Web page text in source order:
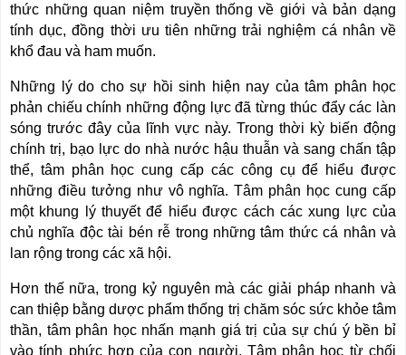
thức những quan niệm truyền thống về giới và bản dạng
tính dục, đồng thời ưu tiên những trải nghiệm cá nhân về
khổ đau và ham muốn.
Những lý do cho sự hồi sinh hiện nay của tâm phân học
phản chiếu chính những động lực đã từng thúc đẩy các làn
sóng trước đây của lĩnh vực này. Trong thời kỳ biến động
chính trị, bạo lực do nhà nước hậu thuẫn và sang chấn tập
thể, tâm phân học cung cấp các công cụ để hiểu được
những điều tưởng như vô nghĩa. Tâm phân học cung cấp
một khung lý thuyết để hiểu được cách các xung lực của
chủ nghĩa độc tài bén rễ trong những tâm thức cá nhân và
lan rộng trong các xã hội.
Hơn thế nữa, trong kỷ nguyên mà các giải pháp nhanh và
can thiệp bằng dược phẩm thống trị chăm sóc sức khỏe tâm
thần, tâm phân học nhấn mạnh giá trị của sự chú ý bền bỉ
vào tính phức hợp của con người. Tâm phân học từ chối